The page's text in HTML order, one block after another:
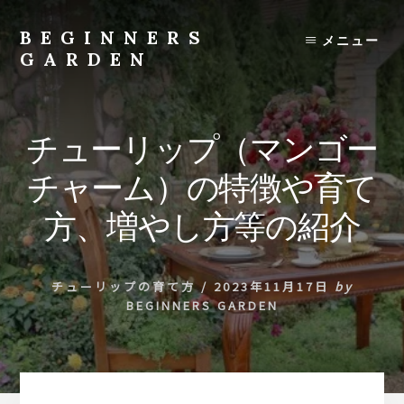
content
BEGINNERS
GARDEN
の
種
類
や
育
て
方
の
紹
介
を
行
メニュー
チューリップ（マンゴー
チャーム）の特徴や育て
方、増やし方等の紹介
チューリップの育て方/ 2023年11月17日 by
BEGINNERS GARDEN